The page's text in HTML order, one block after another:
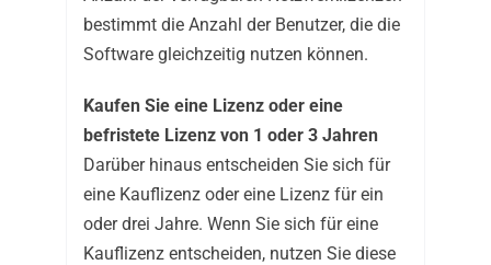
bestimmt die Anzahl der Benutzer, die die
Software gleichzeitig nutzen können.
Kaufen Sie eine Lizenz oder eine
befristete Lizenz von 1 oder 3 Jahren
Darüber hinaus entscheiden Sie sich für
eine Kauflizenz oder eine Lizenz für ein
oder drei Jahre. Wenn Sie sich für eine
Kauflizenz entscheiden, nutzen Sie diese